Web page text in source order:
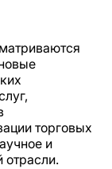
торговых
и
отрасли.